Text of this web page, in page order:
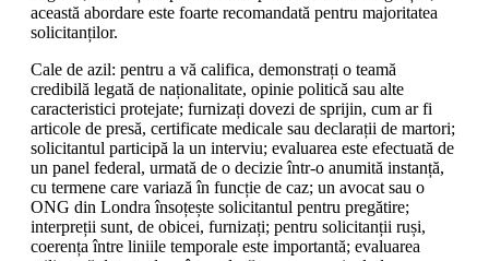
această abordare este foarte recomandată pentru majoritatea
solicitanților.
Cale de azil: pentru a vă califica, demonstrați o teamă
credibilă legată de naționalitate, opinie politică sau alte
caracteristici protejate; furnizați dovezi de sprijin, cum ar fi
articole de presă, certificate medicale sau declarații de martori;
solicitantul participă la un interviu; evaluarea este efectuată de
un panel federal, urmată de o decizie într-o anumită instanță,
cu termene care variază în funcție de caz; un avocat sau o
ONG din Londra însoțește solicitantul pentru pregătire;
interpreții sunt, de obicei, furnizați; pentru solicitanții ruși,
coerența între liniile temporale este importantă; evaluarea